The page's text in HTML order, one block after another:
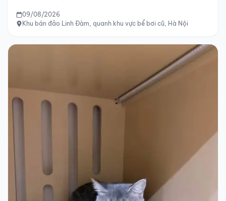
09/08/2026
Khu bán đảo Linh Đàm, quanh khu vực bể bơi cũ, Hà Nội